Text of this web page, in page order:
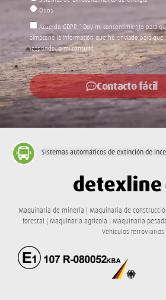
Acuerdo GDPR * Doy mi consentimiento para
almacene la información que he enviado para que
responder a mi consulta.
Contacto fácil
Maquinaria de minería | Maquinaria de
Vehículos ferroviarios